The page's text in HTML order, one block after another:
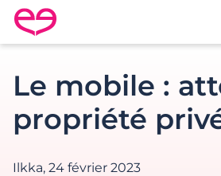
Rencontre en France avec Meetic
Le mobile :
propriété
Ilkka, 24 février 2023